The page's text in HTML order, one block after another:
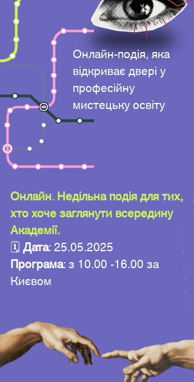
Онлайн-подія, яка
відкриває двері у
професійну
мистецьку освіту
Онлайн. Недільна подія для тих,
хто хоче заглянути всередину
Академії.
🗓 Дата:25.05.2025
Програма: з 10.00 -16.00 за
Києвом